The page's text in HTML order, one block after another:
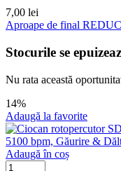
7,00 lei
Aproape de final
Stocurile se
Nu rata această
14%
Adaugă la favorite
Adaugă în coș